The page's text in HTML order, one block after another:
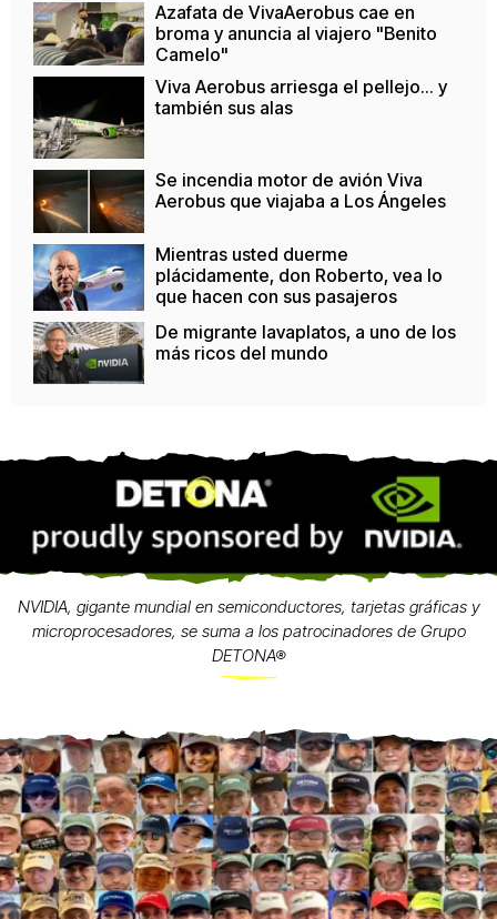
Azafata de VivaAerobus cae en
broma y anuncia al viajero "Benito
Camelo"
Viva Aerobus arriesga el pellejo... y
también sus alas
Se incendia motor de avión Viva
Aerobus que viajaba a Los Ángeles
Mientras usted duerme
plácidamente, don Roberto, vea lo
que hacen con sus pasajeros
De migrante lavaplatos, a uno de los
más ricos del mundo
NVIDIA, gigante mundial en semiconductores, tarjetas gráficas y
microprocesadores, se suma a los patrocinadores de Grupo
DETONA®